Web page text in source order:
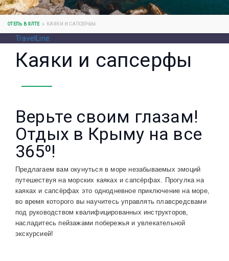
ОТЕЛЬ В ЯЛТЕ КАЯКИ И САПСЕРФЫ
TravelLine
Каяки и сапсерфы
Верьте своим глазам!
Отдых в Крыму на все
365⁰!
Предлагаем вам окунуться в море незабываемых эмоций
путешествуя на морских каяках и сапсёрфах. Прогулка на
каяках и сапсёрфах это однодневное приключение на море,
во время которого вы научитесь управлять плавсредсвами
под руководством квалифицированных инструкторов,
насладитесь пейзажами побережья и увлекательной
экскурсией!